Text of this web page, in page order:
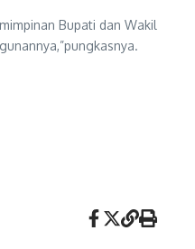
Bupati dan Wakil